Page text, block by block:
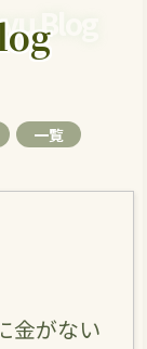
Blog
一覧
金がない